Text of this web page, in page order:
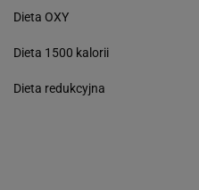
Dieta OXY
Dieta 1500 kalorii
Dieta redukcyjna